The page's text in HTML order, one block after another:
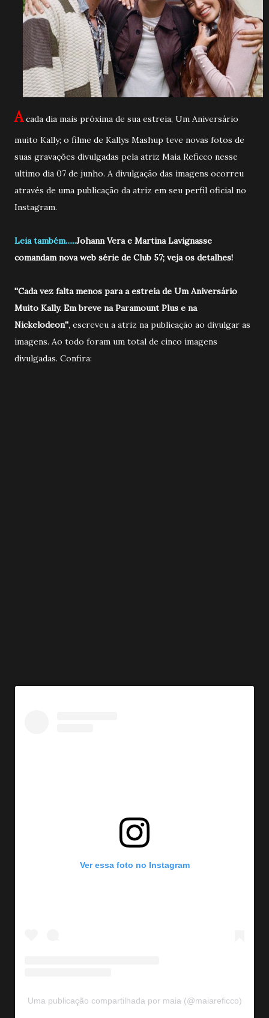
A cada dia mais próxima de sua estreia, Um Aniversário
muito Kally; o filme de Kallys Mashup teve novas fotos de
suas gravações divulgadas pela atriz Maia Reficco nesse
ultimo dia 07 de junho. A divulgação das imagens ocorreu
através de uma publicação da atriz em seu perfil oficial no
Instagram.
Leia também......Johann Vera e Martina Lavignasse
comandam nova web série de Club 57; veja os detalhes!
''Cada vez falta menos para a estreia de Um Aniversário
Muito Kally. Em breve na Paramount Plus e na
Nickelodeon'', escreveu a atriz na publicação ao divulgar as
imagens. Ao todo foram um total de cinco imagens
divulgadas. Confira:
Ver essa foto no Instagram
Uma publicação compartilhada por maia (@maiareficco)